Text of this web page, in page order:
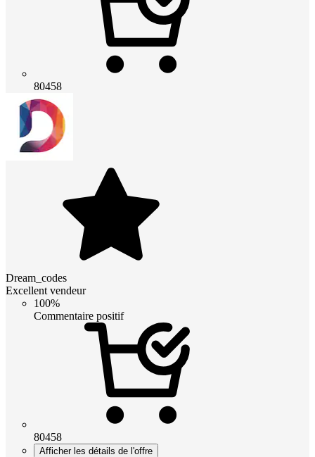
80458
Dream_codes
Excellent vendeur
100%
Commentaire positif
80458
Afficher les détails de l'offre